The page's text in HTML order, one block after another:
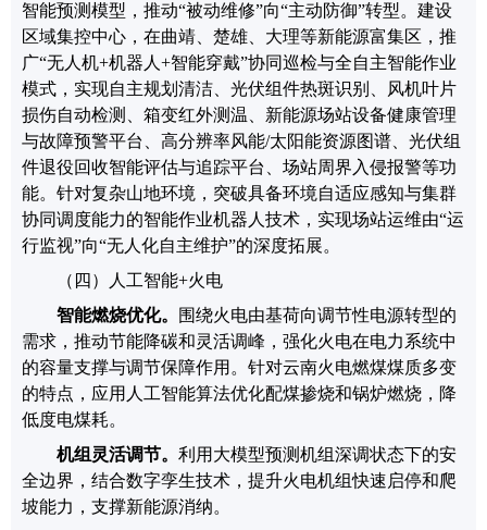
智能预测模型，推动“被动维修”向“主动防御”转型。 建设
区域集控中心，在曲靖、楚雄、大理等新能源富集区，推
广“无人机+机器人 +智能穿戴”协同巡检与全自主智能作业
模式，实现自主规划清洁
光伏组件热斑识别、风机叶片
损伤自动检测、箱变红外测温、 新能源场站设备健康管理
与故障预警平台、高分辨率风能/太阳能资源图谱
光伏组
件退役回收智能评估与追踪平台、场站周界入侵报警等功
能。 针对复杂山地环境，突破具备环境自适应感知与集群
协同调度能力的智能作业机器人技术，实现场站运维由“运
行监视”向“无人化自主维护”的深度拓展。
（四）
人工智能+火电
智能燃烧优化。
围绕火电由基荷向调节性电源转型的
需求，推动节能降碳和灵活调峰 ， 强化火电在电力系统中
的容量支撑与调节保障作用。针对云南火电燃煤煤质多变
的特点，应用 人工智能算法优化配煤掺烧和锅炉燃烧，降
低度电煤耗。
机组灵活调节。 利用大模型预测机组深调状态下的安
全边界，结合数字孪生技术，提升火电机组快速启停和爬
坡能力，支撑新能源消纳。